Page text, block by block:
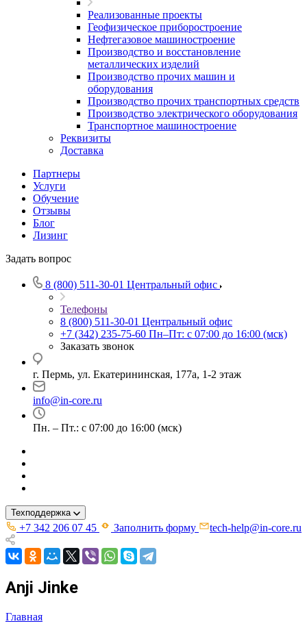
Реализованные проекты
Геофизическое приборостроение
Нефтегазовое машиностроение
Производство и восстановление
металлических изделий
Производство прочих машин и
оборудования
Производство прочих транспортных средств
Производство электрического оборудования
Транспортное машиностроение
Реквизиты
Доставка
Партнеры
Услуги
Обучение
Отзывы
Блог
Лизинг
Задать вопрос
8 (800) 511-30-01 Центральный офис
Телефоны
8 (800) 511-30-01 Центральный офис
+7 (342) 235-75-60 Пн–Пт: с 07:00 до 16:00 (мск)
Заказать звонок
г. Пермь, ул. ​Екатерининская, 177а, ​1-2 этаж
info@in-core.ru
Пн. – Пт.: с 07:00 до 16:00 (мск)
Техподдержка
+7 342 206 07 45 Заполнить форму tech-help@in-core.ru
Anji Jinke
Главная